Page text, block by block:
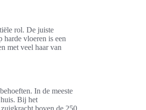
rol. De juiste
harde vloeren is een
met veel haar van
In de meeste
Bij het